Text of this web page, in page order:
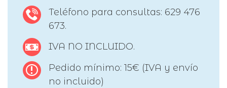
Teléfono para consultas: 629 476
673.
IVA NO INCLUIDO.
Pedido mínimo: 15€ (IVA y envío
no incluido)